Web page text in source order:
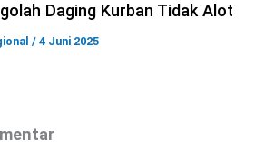
Daging Kurban Tidak Alot
/ 4 Juni 2025